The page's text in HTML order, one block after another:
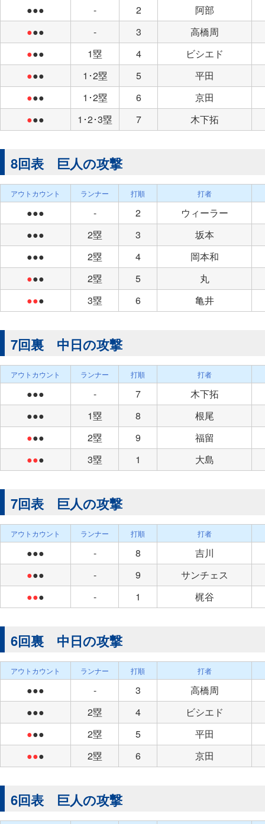
●●● - 2
阿部
●●● - 3
高橋周
●●● 1塁 4
ビシエド
●●● 1･2塁 5
平田
●●● 1･2塁 6
京田
●●● 1･2･3塁 7 木下拓
8回表 巨人の攻撃
アウトカウント ランナー 打順 打者
●●● - 2
ウィーラー
●●●
2塁 3
坂本
●●●
2塁 4
岡本和
●●● 2塁 5
丸
●●● 3塁 6 亀井
7回裏 中日の攻撃
アウトカウント ランナー 打順 打者
●●● - 7
木下拓
●●●
1塁 8
根尾
●●● 2塁 9
福留
●●● 3塁 1 大島
7回表 巨人の攻撃
アウトカウント ランナー 打順 打者
●●● - 8
吉川
●●● - 9
サンチェス
●●● - 1 梶谷
6回裏 中日の攻撃
アウトカウント ランナー 打順 打者
●●● - 3
高橋周
●●●
2塁 4
ビシエド
●●● 2塁 5
平田
●●● 2塁 6 京田
6回表 巨人の攻撃